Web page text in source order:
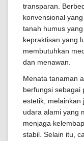
transparan.
konvensional
tanah humus
kepraktisan yang
membutuhkan
dan menawan.
Menata tanaman
berfungsi sebagai
estetik, melainkan
udara alami yang
menjaga
stabil. Selain itu,